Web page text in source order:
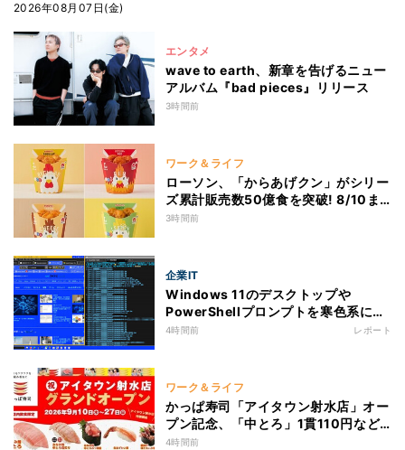
2026年08月07日(金)
エンタメ
wave to earth、新章を告げるニュー
アルバム『bad pieces』リリース
3時間前
ワーク＆ライフ
ローソン、「からあげクン」がシリー
ズ累計販売数50億食を突破! 8/10ま
で2個増量キャンペーン実施
3時間前
企業IT
Windows 11のデスクトップや
PowerShellプロンプトを寒色系にし
て"涼"を取る
4時間前 レポート
ワーク＆ライフ
かっぱ寿司「アイタウン射水店」オー
プン記念、「中とろ」1貫110円など
豪華5品が特別価格で登場 - アプリク
4時間前